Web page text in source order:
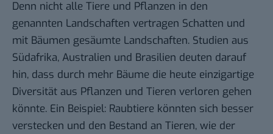
Denn nicht alle Tiere und Pflanzen in den
genannten Landschaften vertragen Schatten und
mit Bäumen gesäumte Landschaften. Studien aus
Südafrika, Australien und Brasilien deuten darauf
hin, dass durch mehr Bäume die heute einzigartige
Diversität aus Pflanzen und Tieren verloren gehen
könnte. Ein Beispiel: Raubtiere könnten sich besser
verstecken und den Bestand an Tieren, wie der